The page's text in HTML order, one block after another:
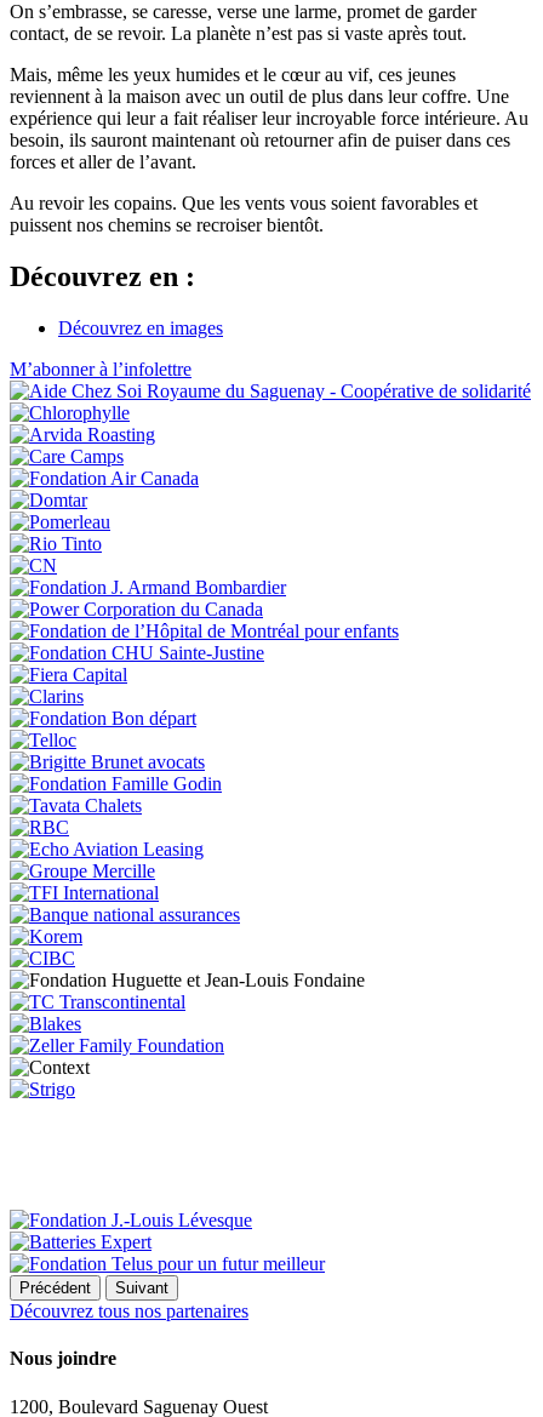
On s’embrasse, se caresse, verse une larme, promet de garder
contact, de se revoir. La planète n’est pas si vaste après tout.
Mais, même les yeux humides et le cœur au vif, ces jeunes
reviennent à la maison avec un outil de plus dans leur coffre. Une
expérience qui leur a fait réaliser leur incroyable force intérieure. Au
besoin, ils sauront maintenant où retourner afin de puiser dans ces
forces et aller de l’avant.
Au revoir les copains. Que les vents vous soient favorables et
puissent nos chemins se recroiser bientôt.
Découvrez en :
Découvrez en images
M’abonner à l’infolettre
Précédent Suivant
Découvrez tous nos partenaires
Nous joindre
1200, Boulevard Saguenay Ouest